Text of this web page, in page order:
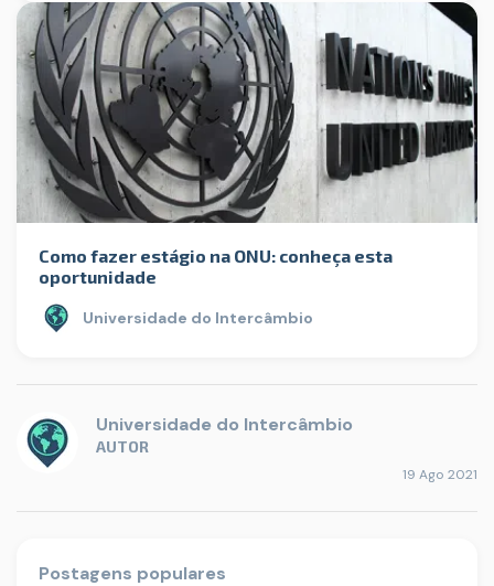
Como fazer estágio na ONU: conheça esta
oportunidade
Universidade do Intercâmbio
Universidade do Intercâmbio
AUTOR
19 Ago 2021
Postagens populares